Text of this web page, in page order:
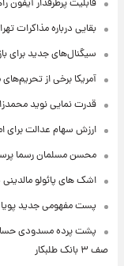
قابلیت پرطرفدار
بقایی درباره مذاکرات
سیگنال‌های جدید برای
آمریکا برخی از
قدرت نمایی نوید
ارزش سهام عدالت برای امروز
محسن مسلمان رسما
اشک های پائولو
پست مفهومی جدید
پشت پرده‌ مسدودی
صف ۳ بانک طلبکار